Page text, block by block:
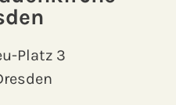
Platz 3